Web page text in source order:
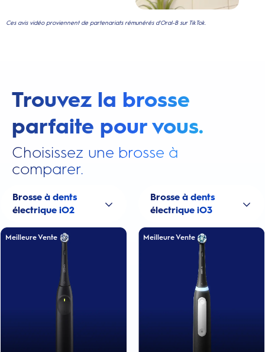
Ces avis vidéo proviennent de partenariats rémunérés d'Oral-B sur TikTok.
Trouvez la brosse
parfaite pour vous.
Choisissez une brosse à
comparer.
Brosse à dents
électrique iO2
Meilleure Vente
Brosse à dents
électrique iO3
Meilleure Vente